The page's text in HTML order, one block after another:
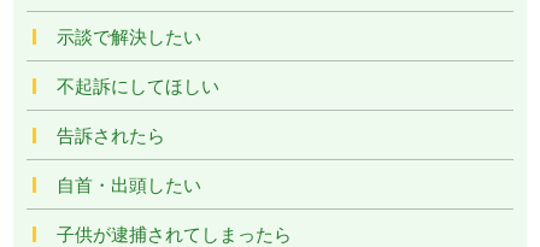
示談で解決したい
不起訴にしてほしい
告訴されたら
自首・出頭したい
子供が逮捕されてしまったら